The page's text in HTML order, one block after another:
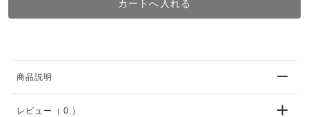
商品説明
レビュー （ 0 ）